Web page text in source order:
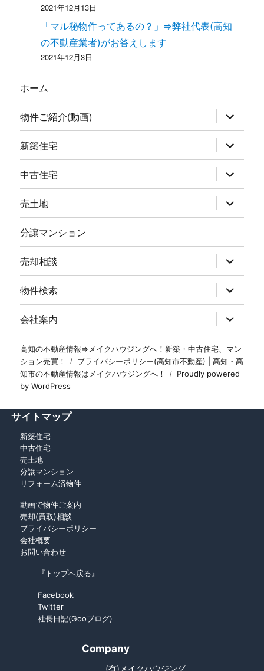
2021年12月13日
「マル秘物件ってあるの？」⇒弊社代表(高知
の不動産業者)がお答えします
2021年12月3日
ホーム
物件ご紹介(動画)
新築住宅
中古住宅
売土地
分譲マンション
売却相談
物件検索
会社案内
高知の不動産情報⇒メイクハウジングへ！新築・中古住宅、マン
ション売買！
プライバシーポリシー(高知市不動産) | 高知・高
知市の不動産情報はメイクハウジングへ！
Proudly powered
by WordPress
サイトマップ
新築住宅
中古住宅
売土地
分譲マンション
リフォーム済物件
動画で物件ご案内
売却(買取)相談
プライバシーポリシー
会社概要
お問い合わせ
『トップへ戻る』
Facebook
Twitter
社長日記(Gooブログ)
Company
(有)メイクハウジング